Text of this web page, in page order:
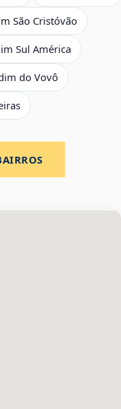
São Cristóvão
Sul América
do Vovô